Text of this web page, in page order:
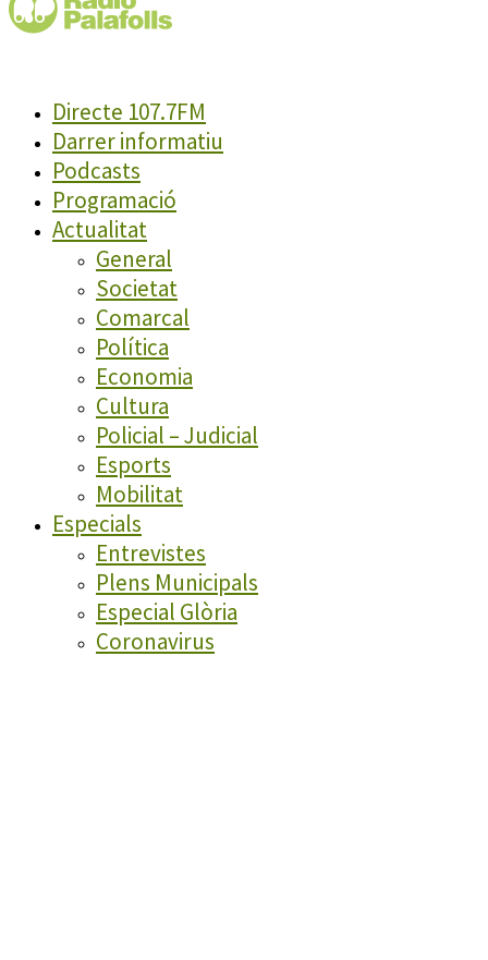
Directe 107.7FM
Darrer informatiu
Podcasts
Programació
Actualitat
General
Societat
Comarcal
Política
Economia
Cultura
Policial – Judicial
Esports
Mobilitat
Especials
Entrevistes
Plens Municipals
Especial Glòria
Coronavirus